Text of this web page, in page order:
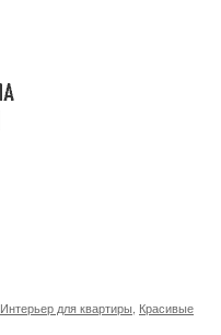
Интерьер для квартиры Красивые